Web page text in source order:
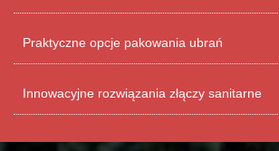
Praktyczne opcje pakowania ubrań
Innowacyjne rozwiązania złączy sanitarne